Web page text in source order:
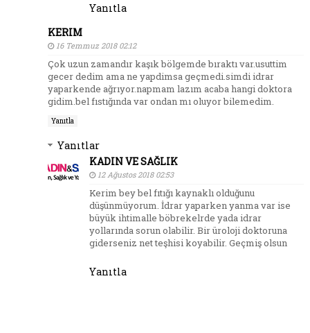
Yanıtla
KERIM
16 Temmuz 2018 02:12
Çok uzun zamandır kaşık bölgemde bıraktı var.usuttim
gecer dedim ama ne yapdimsa geçmedi.simdi idrar
yaparkende ağrıyor.napmam lazım acaba hangi doktora
gidim.bel fıstığında var ondan mı oluyor bilemedim.
Yanıtla
Yanıtlar
KADIN VE SAĞLIK
12 Ağustos 2018 02:53
Kerim bey bel fıtığı kaynaklı olduğunu
düşünmüyorum. İdrar yaparken yanma var ise
büyük ihtimalle böbrekelrde yada idrar
yollarında sorun olabilir. Bir üroloji doktoruna
giderseniz net teşhisi koyabilir. Geçmiş olsun
Yanıtla